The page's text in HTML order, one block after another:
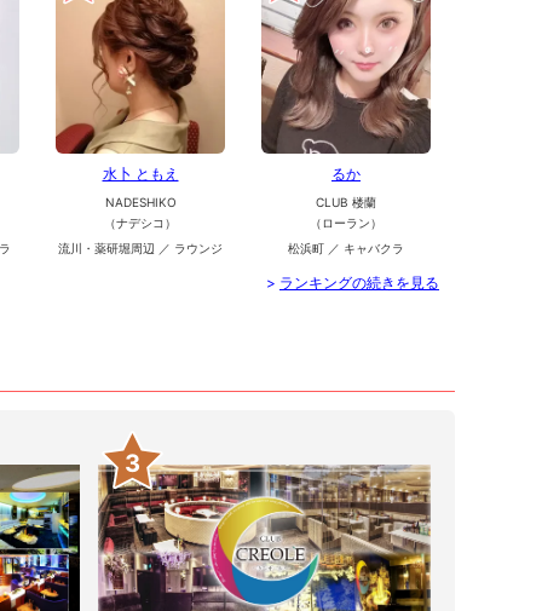
水卜 ともえ
NADESHIKO
（ナデシコ）
流川・薬研堀周辺 ／ ラウンジ
るか
CLUB 楼蘭
（ローラン）
松浜町 ／ キャバクラ
> ランキングの続きを見る
3